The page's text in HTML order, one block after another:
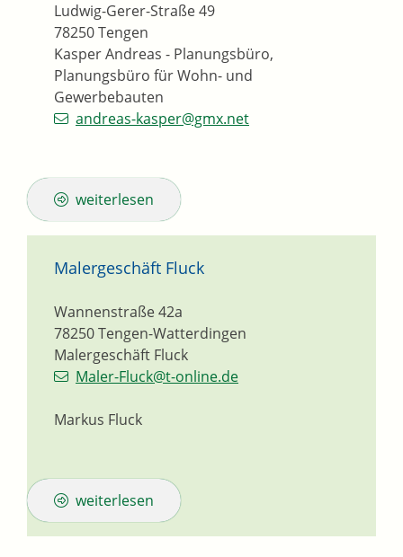
Kasper Andreas - Planungsbüro,
Planungsbüro für Wohn- und
Gewerbebauten
Ludwig-Gerer-Straße 49
78250Tengen
andreas-kasper@gmx.net
weiterlesen
Malergeschäft Fluck
Malergeschäft Fluck
Wannenstraße 42a
78250Tengen-Watterdingen
Maler-Fluck@t-online.de
Markus Fluck
weiterlesen